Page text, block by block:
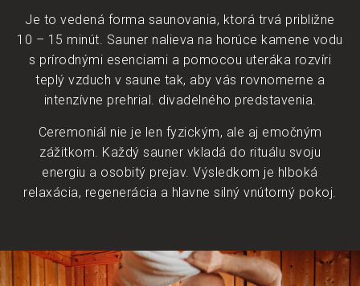
Je to vedená forma saunovania, ktorá trvá približne
10 – 15 minút. Sauner nalieva na horúce kamene vodu
s prírodnými esenciami a pomocou uteráka rozvíri
teplý vzduch v saune tak, aby vás rovnomerne a
intenzívne prehrial. divadelného predstavenia.
Ceremoniál nie je len fyzickým, ale aj emočným
zážitkom. Každý sauner vkladá do rituálu svoju
energiu a osobitý prejav. Výsledkom je hlboká
relaxácia, regenerácia a hlavne silný vnútorný pokoj.